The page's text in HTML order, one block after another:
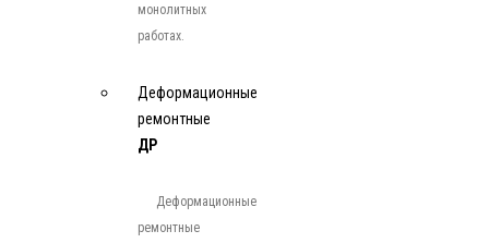
монолитных
работах.
Деформационные
ремонтные
ДР
Деформационные
ремонтные